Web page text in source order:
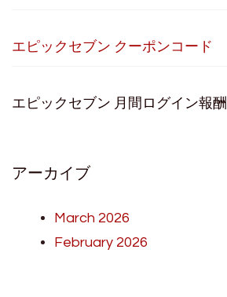
エピックセブン クーポンコード
エピックセブン 月間ログイン報酬
アーカイブ
March 2026
February 2026